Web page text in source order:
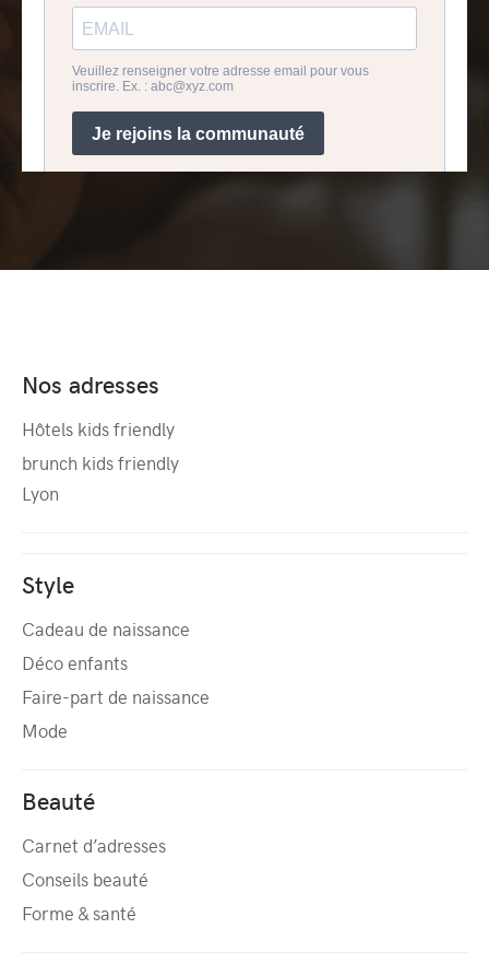
Nos adresses
Hôtels kids friendly
brunch kids friendly
Lyon
Style
Cadeau de naissance
Déco enfants
Faire-part de naissance
Mode
Beauté
Carnet d’adresses
Conseils beauté
Forme & santé